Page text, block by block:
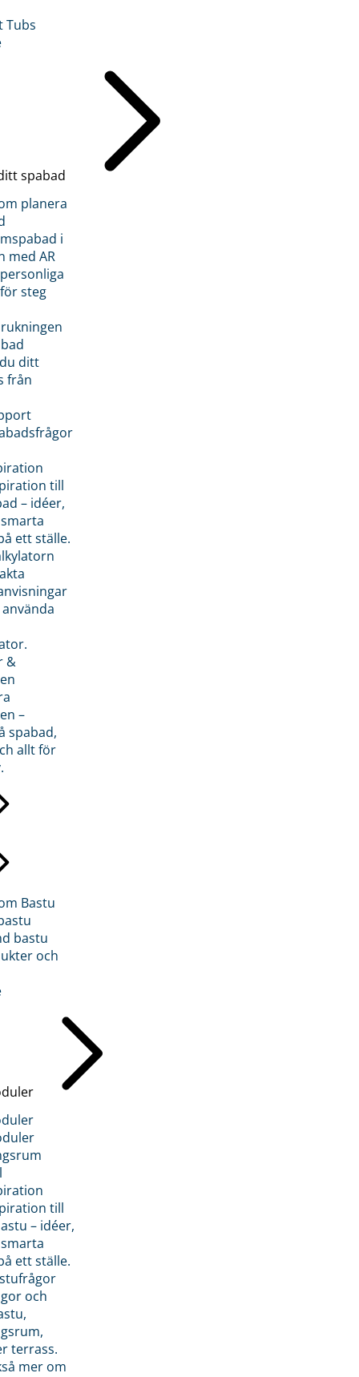
Tubs
spabad
planera
i
med AR
steg
ditt
från
till
– idéer,
ett ställe.
&
–
spabad,
allt för
Bastu
bastu
och
till
– idéer,
ett ställe.
och
terrass.
mer om